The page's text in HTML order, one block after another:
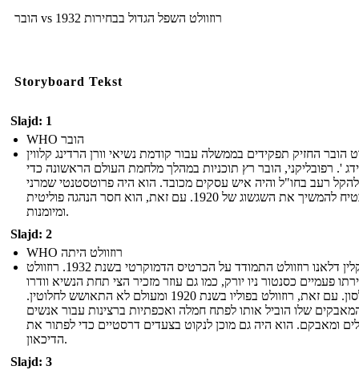
הובר vs רוזוולט השפל הגדול בבחירות 1932
Storyboard Tekst
Slajd: 1
WHO הובר
הובר החזיק תפקידים בממשלה עבור קודמת נשיאי וורן הרדינג קלווין
'. רפובליקני, הובר רץ תוכניות במהלך מלחמת העולם הראשונה כדי
להקל רעב בחו"ל והיה איש עסקים מכובד. הוא היה פרוטסטנטי שמרני
כי הבטיח להמשיך את השגשוג של 1920. עם זאת, הוא חסר הנהגה פוליטית
ומיומנות.
Slajd: 2
WHO רוזוולט היתה
פרנקלין דלאנו רוזוולט התמודד על הכרטיס הדמוקרטי בשנת 1932. רוזוולט
פעמיים כסנטור ניו יורק, כמו גם עוזר מזכיר הצי תחת הנשיא וודרו
וילסון. עם זאת, רוזוולט בפוליו בשנת 1920 ומעולם לא התאושש לחלוטין.
שלו הוביל אותו לפתח חמלה ואכפתיות ברצינות עבור אנשים
ומאבקם. הוא היה גם מוכן לנקוט בצעדים דרסטיים כדי לפתור את
הדיכאון.
Slajd: 3